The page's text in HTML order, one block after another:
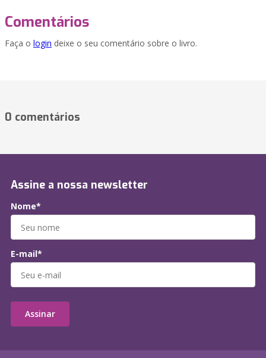
Comentários
Faça o login deixe o seu comentário sobre o livro.
0 comentários
Assine a nossa newsletter
Nome*
E-mail*
Assinar